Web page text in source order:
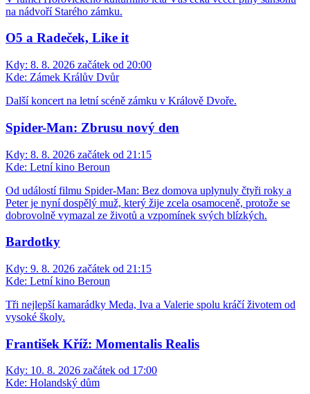
na nádvoří Starého zámku.
O5 a Radeček, Like it
Kdy: 8. 8. 2026 začátek od 20:00
Kde: Zámek Králův Dvůr
Další koncert na letní scéně zámku v Králově Dvoře.
Spider-Man: Zbrusu nový den
Kdy: 8. 8. 2026 začátek od 21:15
Kde: Letní kino Beroun
Od událostí filmu Spider-Man: Bez domova uplynuly čtyři roky a
Peter je nyní dospělý muž, který žije zcela osamoceně, protože se
dobrovolně vymazal ze životů a vzpomínek svých blízkých.
Bardotky
Kdy: 9. 8. 2026 začátek od 21:15
Kde: Letní kino Beroun
Tři nejlepší kamarádky Meda, Iva a Valerie spolu kráčí životem od
vysoké školy.
František Kříž: Momentalis Realis
Kdy: 10. 8. 2026 začátek od 17:00
Kde: Holandský dům